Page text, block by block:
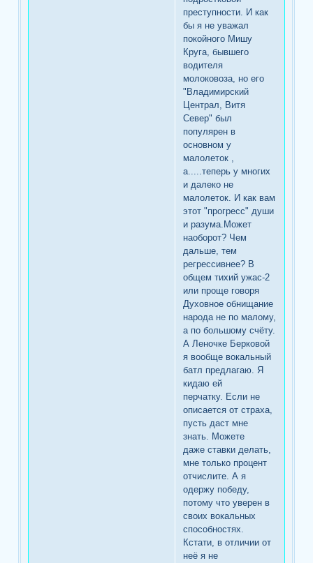
преступности. И как
бы я не уважал
покойного Мишу
Круга, бывшего
водителя
молоковоза, но его
"Владимирский
Централ, Витя
Север" был
популярен в
основном у
малолеток ,
а.....теперь у многих
и далеко не
малолеток. И как вам
этот "прогресс" души
и разума.Может
наоборот? Чем
дальше, тем
регрессивнее? В
общем тихий ужас-2
или проще говоря
Духовное обнищание
народа не по малому,
а по большому счёту.
А Леночке Берковой
я вообще вокальный
батл предлагаю. Я
кидаю ей
перчатку. Если не
описается от страха,
пусть даст мне
знать. Можете
даже ставки делать,
мне только процент
отчислите. А я
одержу победу,
потому что уверен в
своих вокальных
способностях.
Кстати, в отличии от
неё я не